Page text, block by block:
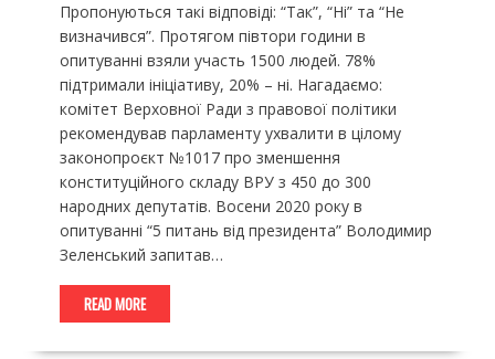
Пропонуються такі відповіді: “Так”, “Ні” та “Не
визначився”. Протягом півтори години в
опитуванні взяли участь 1500 людей. 78%
підтримали ініціативу, 20% – ні. Нагадаємо:
комітет Верховної Ради з правової політики
рекомендував парламенту ухвалити в цілому
законопроєкт №1017 про зменшення
конституційного складу ВРУ з 450 до 300
народних депутатів. Восени 2020 року в
опитуванні “5 питань від президента” Володимир
Зеленський запитав…
READ MORE